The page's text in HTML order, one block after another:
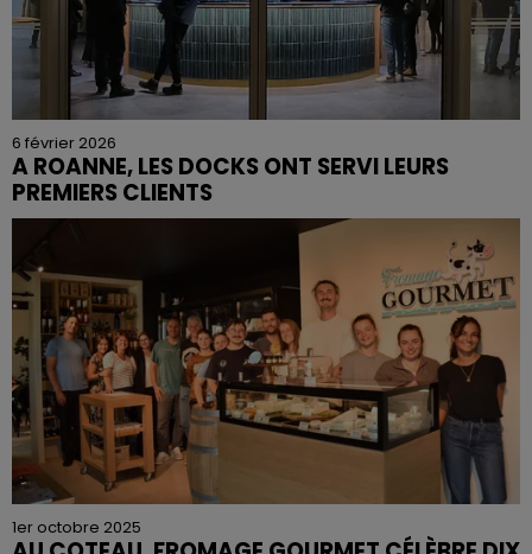
6 février 2026
A ROANNE, LES DOCKS ONT SERVI LEURS
PREMIERS CLIENTS
1er octobre 2025